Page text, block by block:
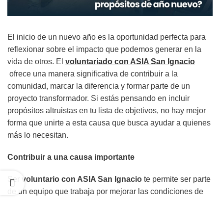
El inicio de un nuevo año es la oportunidad perfecta para
reflexionar sobre el impacto que podemos generar en la
vida de otros. El voluntariado con ASIA San Ignacio
ofrece una manera significativa de contribuir a la
comunidad, marcar la diferencia y formar parte de un
proyecto transformador. Si estás pensando en incluir
propósitos altruistas en tu lista de objetivos, no hay mejor
forma que unirte a esta causa que busca ayudar a quienes
más lo necesitan.
Contribuir a una causa importante
Ser voluntario con ASIA San Ignacio te permite ser parte
de un equipo que trabaja por mejorar las condiciones de